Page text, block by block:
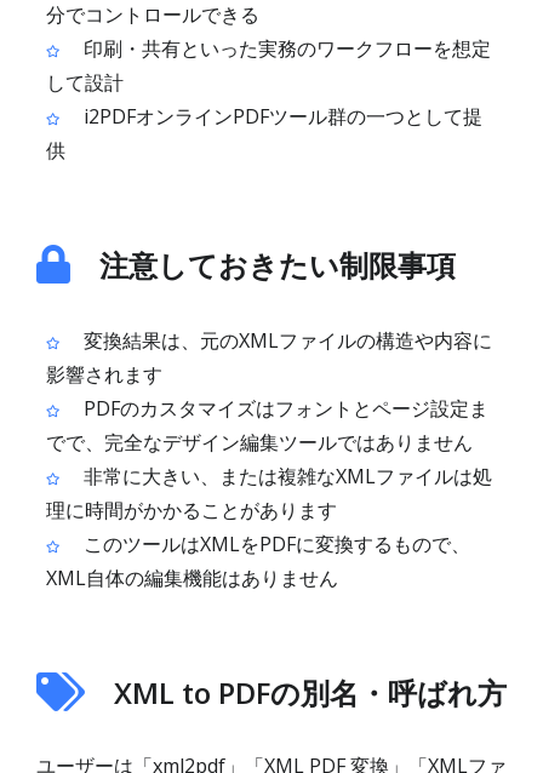
分でコントロールできる
印刷・共有といった実務のワークフローを想定
して設計
i2PDFオンラインPDFツール群の一つとして提
供
注意しておきたい制限事項
変換結果は、元のXMLファイルの構造や内容に
影響されます
PDFのカスタマイズはフォントとページ設定ま
でで、完全なデザイン編集ツールではありません
非常に大きい、または複雑なXMLファイルは処
理に時間がかかることがあります
このツールはXMLをPDFに変換するもので、
XML自体の編集機能はありません
XML to PDFの別名・呼ばれ方
ユーザーは「xml2pdf」「XML PDF 変換」「XMLファ